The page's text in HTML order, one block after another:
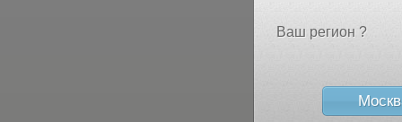
Ваш регион ?